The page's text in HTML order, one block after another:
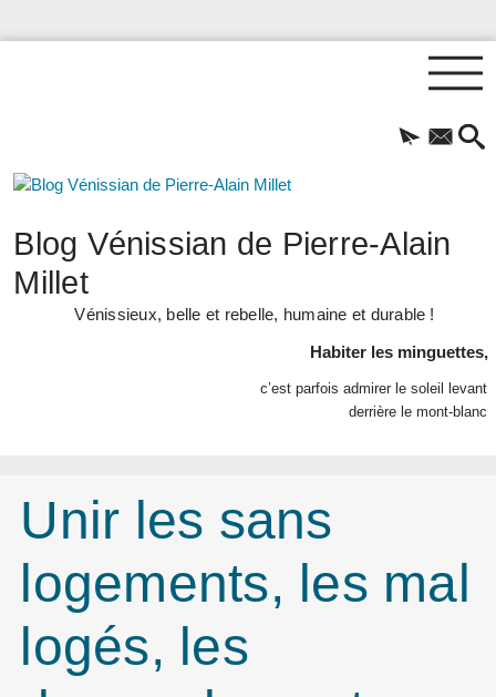
Blog Vénissian de Pierre-Alain
Millet
Vénissieux, belle et rebelle, humaine et durable !
Habiter les minguettes,
c’est parfois admirer le soleil levant
derrière le mont-blanc
Unir les sans
logements, les mal
logés, les